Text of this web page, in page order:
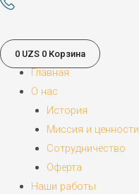
0 UZS 0 Корзина
Главная
О нас
История
Миссия и ценности
Сотрудничество
Оферта
Наши работы